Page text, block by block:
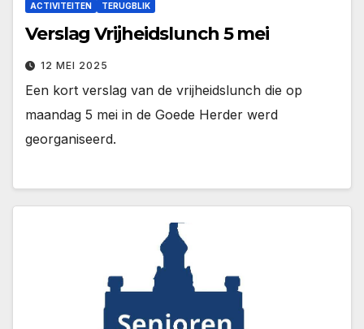
ACTIVITEITEN TERUGBLIK
Verslag Vrijheidslunch 5 mei
12 MEI 2025
Een kort verslag van de vrijheidslunch die op
maandag 5 mei in de Goede Herder werd
georganiseerd.